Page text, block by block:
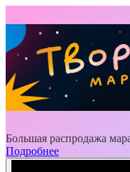
Большая распродажа
Подробнее